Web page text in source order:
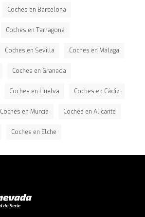
Coches en Barcelona
Coches en Tarragona
Coches en Sevilla Coches en Málaga
Coches en Granada
Coches en Huelva Coches en Cádiz
Coches en Murcia Coches en Alicante
Coches en Elche